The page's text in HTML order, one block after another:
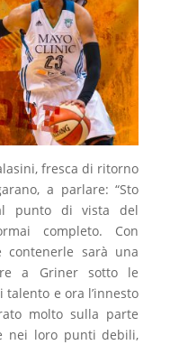
fresca di ritorno
a parlare: “Sto
punto di vista del
completo. Con
contenerle sarà una
a Griner sotto le
e ora l’innesto
molto sulla parte
nei loro punti debili,